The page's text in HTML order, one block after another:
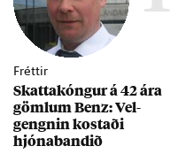
Fréttir
Skattakóng­ur á 42 ára
göml­um Benz: Vel­
gengn­in kostaði
hjóna­band­ið